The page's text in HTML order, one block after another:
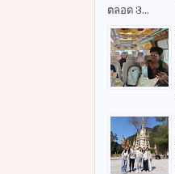
ตลอด 3...